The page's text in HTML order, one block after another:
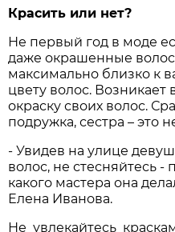
Красить или нет?
Не первый год в моде
даже окрашенные
максимально близко к
цвету волос. Возникает
окраску своих волос.
подружка, сестра – это
- Увидев на улице
волос, не стесняйтесь -
какого мастера она
Елена Иванова.
Не увлекайтесь